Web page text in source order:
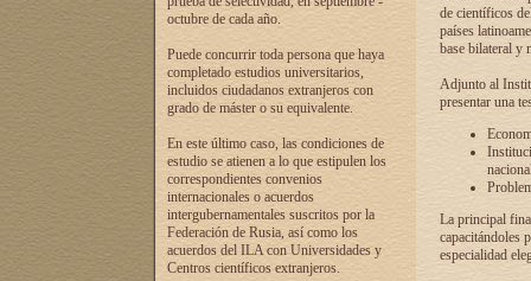
octubre de cada año.
Puede concurrir toda persona que haya
completado estudios universitarios,
incluidos ciudadanos extranjeros con
grado de máster o su equivalente.
En este último caso, las condiciones de
estudio se atienen a lo que estipulen los
correspondientes convenios
internacionales o acuerdos
intergubernamentales suscritos por la
Federación de Rusia, así como los
acuerdos del ILA con Universidades y
Centros científicos extranjeros.
de científicos
países
base bilateral y
Adjunto al
presentar una
La principal
capacitándoles
especialidad